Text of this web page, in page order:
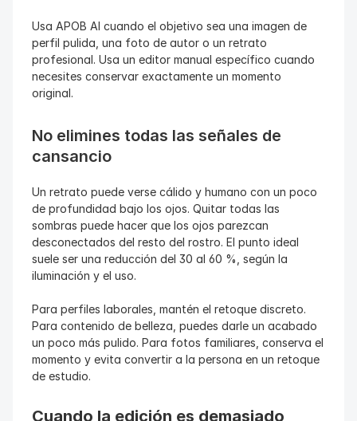
Usa APOB AI cuando el objetivo sea una imagen de
perfil pulida, una foto de autor o un retrato
profesional. Usa un editor manual específico cuando
necesites conservar exactamente un momento
original.
No elimines todas las señales de
cansancio
Un retrato puede verse cálido y humano con un poco
de profundidad bajo los ojos. Quitar todas las
sombras puede hacer que los ojos parezcan
desconectados del resto del rostro. El punto ideal
suele ser una reducción del 30 al 60 %, según la
iluminación y el uso.
Para perfiles laborales, mantén el retoque discreto.
Para contenido de belleza, puedes darle un acabado
un poco más pulido. Para fotos familiares, conserva el
momento y evita convertir a la persona en un retoque
de estudio.
Cuando la edición es demasiado